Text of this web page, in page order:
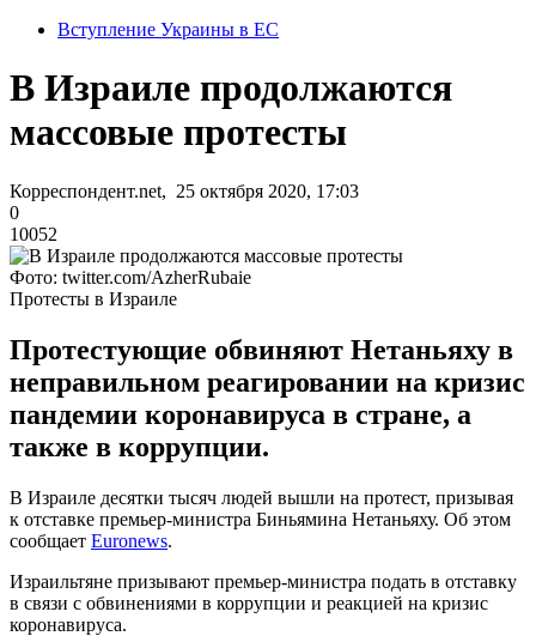
Вступление Украины в ЕС
В Израиле продолжаются
массовые протесты
Корреспондент.net, 25 октября 2020, 17:03
0
10052
Фото: twitter.com/AzherRubaie
Протесты в Израиле
Протестующие обвиняют Нетаньяху в
неправильном реагировании на кризис
пандемии коронавируса в стране, а
также в коррупции.
В Израиле десятки тысяч людей вышли на протест, призывая
к отставке премьер-министра Биньямина Нетаньяху. Об этом
сообщает Euronews.
Израильтяне призывают премьер-министра подать в отставку
в связи с обвинениями в коррупции и реакцией на кризис
коронавируса.